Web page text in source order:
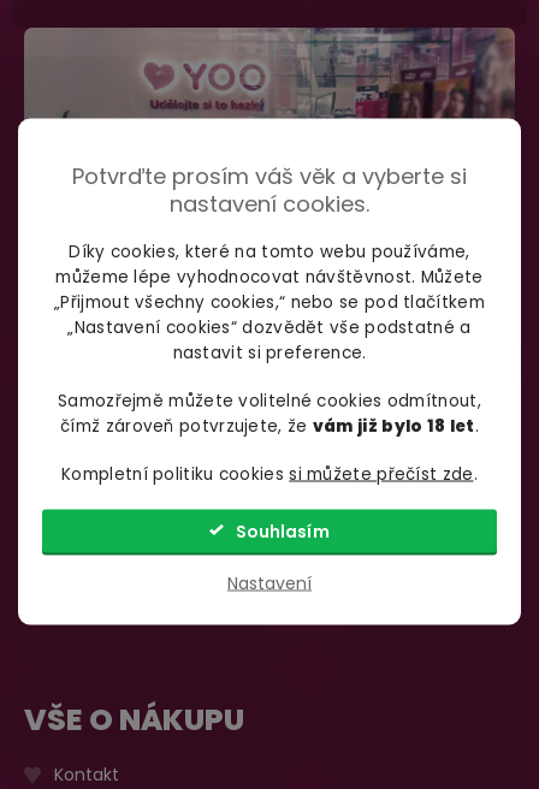
Potvrďte prosím váš věk a vyberte si
nastavení cookies.
Díky cookies, které na tomto webu používáme,
můžeme lépe vyhodnocovat návštěvnost. Můžete
„Přijmout všechny cookies,“ nebo se pod tlačítkem
„Nastavení cookies“ dozvědět vše podstatné a
nastavit si preference.
Samozřejmě můžete volitelné cookies odmítnout,
čímž zároveň potvrzujete, že vám již bylo 18 let.
Kompletní politiku cookiessi můžete přečíst zde.
Nastavení
Souhlasím
SHOWROOM BRNO
info@yoo.cz
735 876 206
7:00 – 18:00
Sobota, neděle
Zavřeno
VŠE O NÁKUPU
Kontakt